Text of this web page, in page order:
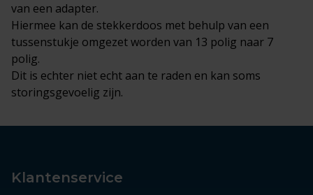
van een adapter.
Hiermee kan de stekkerdoos met behulp van een
tussenstukje omgezet worden van 13 polig naar 7
polig.
Dit is echter niet echt aan te raden en kan soms
storingsgevoelig zijn.
Klantenservice